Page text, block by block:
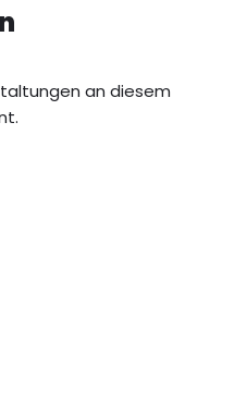
an diesem